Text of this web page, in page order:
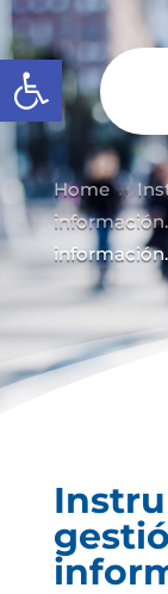
Abrir barra de
Home 9
información.
información.